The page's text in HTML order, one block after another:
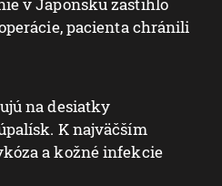
pacienta chránili
na desiatky
K najväčším
a kožné infekcie